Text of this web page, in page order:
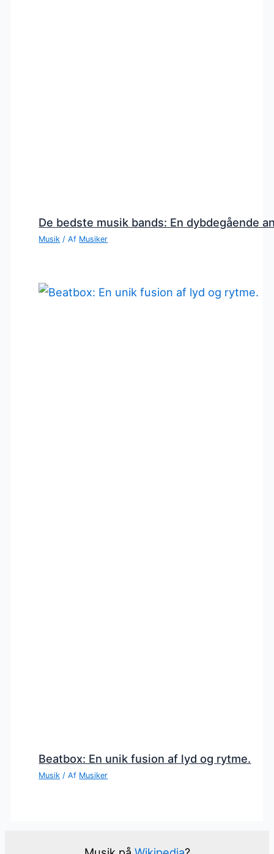
De bedste musik bands: En dybdegående
Musik / Af Musiker
Beatbox: En unik fusion af lyd og rytme.
Musik / Af Musiker